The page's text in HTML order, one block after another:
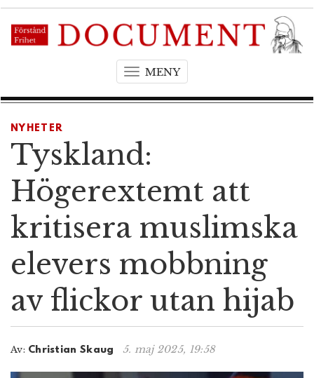
MENYT
g
a
i
g
a
t
o
n
NYHETER
Tyskland:
Högerextemt att
kritisera muslimska
elevers mobbning
av flickor utan hijab
Av: Christian Skaug 5. maj 2025, 19:58